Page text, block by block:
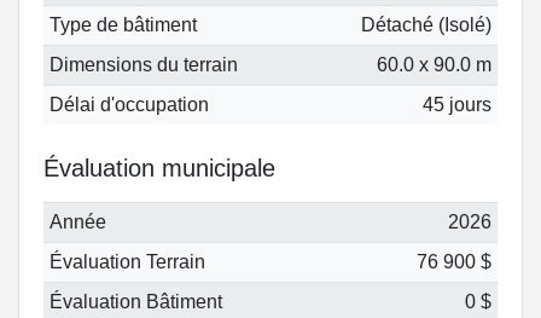
Type de bâtiment
Détaché (Isolé)
Dimensions du terrain
60.0 x 90.0 m
Délai d'occupation
45 jours
Évaluation municipale
Année
2026
Évaluation Terrain
76 900 $
Évaluation Bâtiment
0 $